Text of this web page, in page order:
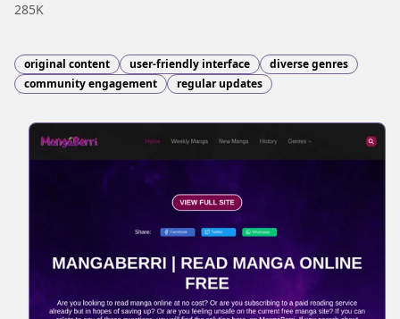
285K
original content user-friendly interface
diverse genres
community engagement
regular updates